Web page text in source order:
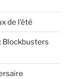
de l’été
Blockbusters